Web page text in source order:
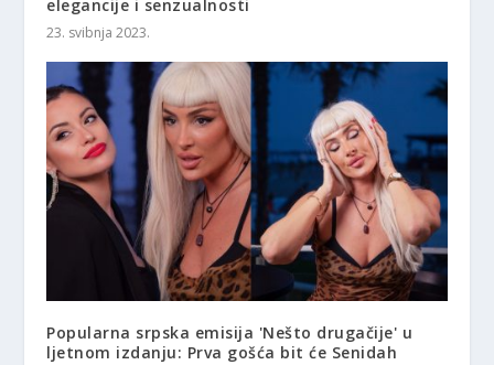
elegancije i senzualnosti
23. svibnja 2023.
Popularna srpska emisija 'Nešto drugačije' u
ljetnom izdanju: Prva gošća bit će Senidah